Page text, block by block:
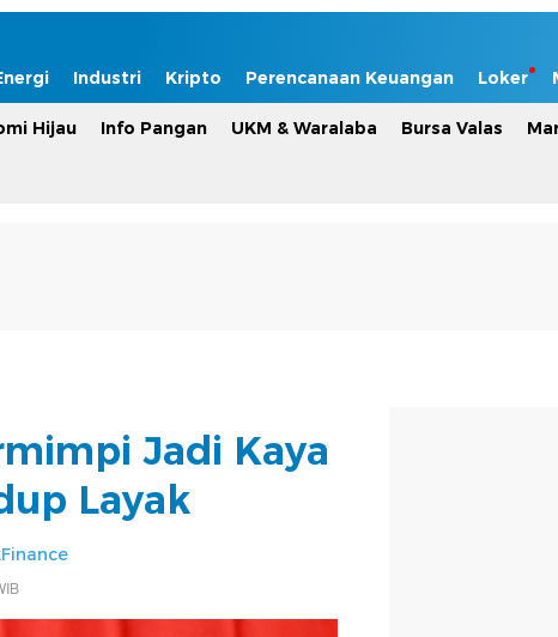
Industri Kripto Perencanaan Keuangan Loker
Hijau Info Pangan UKM & Waralaba Bursa Valas
Jadi Kaya
Layak